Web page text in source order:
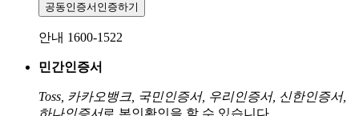
공동인증서 인증하기
안내 1600-1522
민간인증서
Toss, 카카오뱅크, 국민인증서, 우리인증서, 신한인증서,